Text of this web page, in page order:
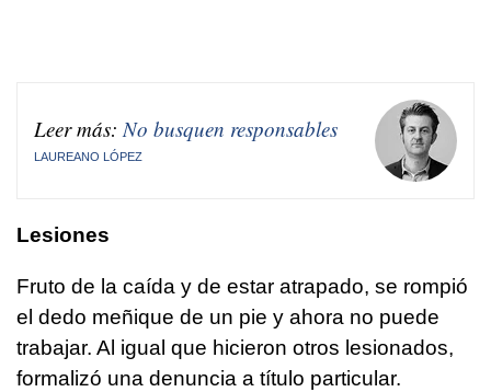
Leer más:No busquen responsables
LAUREANO LÓPEZ
Lesiones
Fruto de la caída y de estar atrapado, se rompió
el dedo meñique de un pie y ahora no puede
trabajar. Al igual que hicieron otros lesionados,
formalizó una denuncia a título particular.